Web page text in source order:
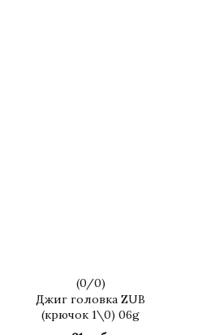
(0/0)
Джиг головка ZUB
(крючок 1\0) 06g